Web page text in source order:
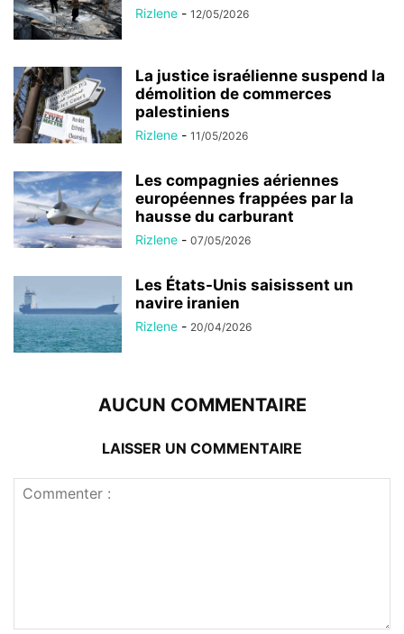
Rizlene - 12/05/2026
La justice israélienne suspend la
démolition de commerces
palestiniens
Rizlene - 11/05/2026
Les compagnies aériennes
européennes frappées par la
hausse du carburant
Rizlene - 07/05/2026
Les États-Unis saisissent un
navire iranien
Rizlene - 20/04/2026
AUCUN COMMENTAIRE
LAISSER UN COMMENTAIRE